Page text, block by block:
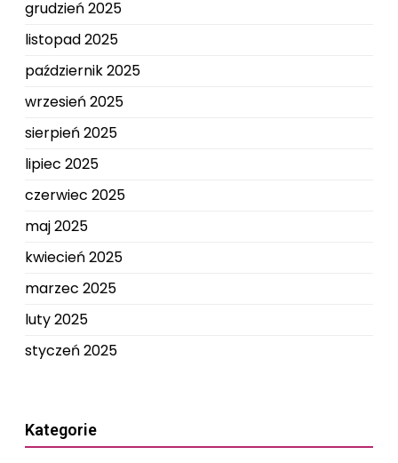
grudzień 2025
listopad 2025
październik 2025
wrzesień 2025
sierpień 2025
lipiec 2025
czerwiec 2025
maj 2025
kwiecień 2025
marzec 2025
luty 2025
styczeń 2025
Kategorie